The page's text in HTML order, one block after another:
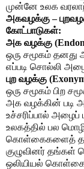
முன்னே உலக
அகவழக்கு –
கோட்பாடுகள்:
அக வழக்கு
ஒரு சமூகம் தனது
எப்படி சொல்லி
புற வழக்கு
ஒரு சமூகம் பிற
அக வழக்கின் படி
உச்சரிப்பால் அழைப்
உலகத்தில் பல
கொள்கைகளைத்
குழுவினர் தங்கள்
ஒலியியல்